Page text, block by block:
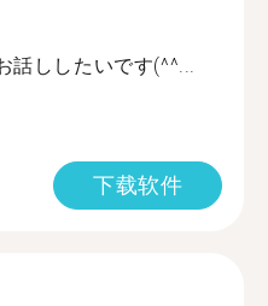
ししたいです(^^...
下载软件